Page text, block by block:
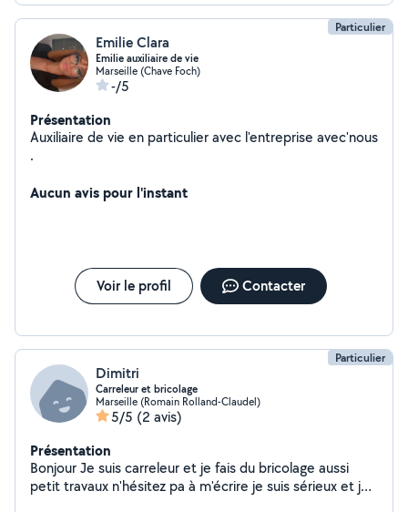
Particulier
Emilie Clara
Emilie auxiliaire de vie
Marseille (Chave Foch)
-/5
Présentation
Auxiliaire de vie en particulier avec l'entreprise avec'nous
.
Aucun avis pour l'instant
Voir le profil Contacter
Particulier
Dimitri
Carreleur et bricolage
Marseille (Romain Rolland-Claudel)
5/5 (2 avis)
Présentation
Bonjour Je suis carreleur et je fais du bricolage aussi
petit travaux n'hésitez pa à m'écrire je suis sérieux et je